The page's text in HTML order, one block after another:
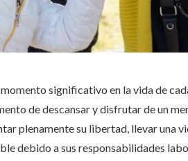
significativo en la vida de
de descansar y disfrutar de un
plenamente su libertad, llevar una
debido a sus responsabilidades